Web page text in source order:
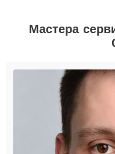
Мастера